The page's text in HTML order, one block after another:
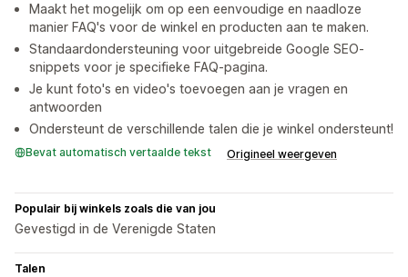
Maakt het mogelijk om op een eenvoudige en naadloze
manier FAQ's voor de winkel en producten aan te maken.
Standaardondersteuning voor uitgebreide Google SEO-
snippets voor je specifieke FAQ-pagina.
Je kunt foto's en video's toevoegen aan je vragen en
antwoorden
Ondersteunt de verschillende talen die je winkel ondersteunt!
Bevat automatisch vertaalde tekst Origineel weergeven
Populair bij winkels zoals die van jou
Gevestigd in de Verenigde Staten
Talen